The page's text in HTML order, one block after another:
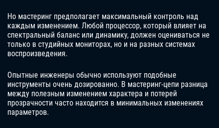
Но мастеринг предполагает максимальный контроль над
каждым изменением. Любой процессор, который влияет на
спектральный баланс или динамику, должен оцениваться не
только в студийных мониторах, но и на разных системах
воспроизведения.
Опытные инженеры обычно используют подобные
инструменты очень дозированно. В мастеринг-цепи разница
между полезным изменением характера и потерей
прозрачности часто находится в минимальных изменениях
параметров.